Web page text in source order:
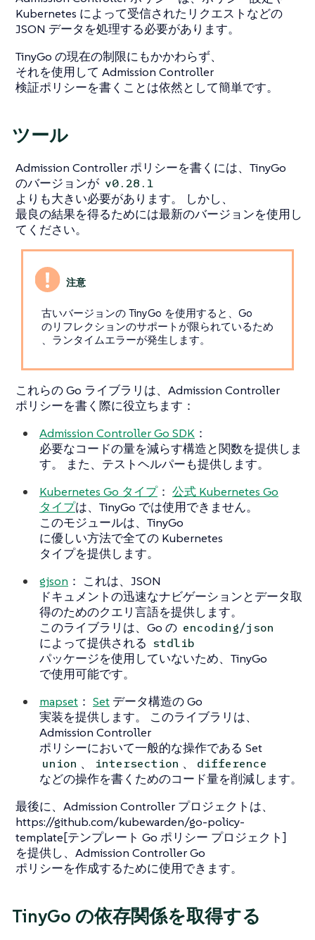
Kubernetes によって受信されたリクエストなどの
JSON データを処理する必要があります。
TinyGo の現在の制限にもかかわらず、
それを使用して Admission Controller
検証ポリシーを書くことは依然として簡単です。
ツール
Admission Controller ポリシーを書くには、TinyGo
のバージョンが v0.28.1
よりも大きい必要があります。 しかし、
最良の結果を得るためには最新のバージョンを使用し
てください。
古いバージョンの TinyGo を使用すると、Go
のリフレクションのサポートが限られているため
、ランタイムエラーが発生します。
これらの Go ライブラリは、Admission Controller
ポリシーを書く際に役立ちます：
Admission Controller Go SDK ：
必要なコードの量を減らす構造と関数を提供しま
す。 また、テストヘルパーも提供します。
Kubernetes Go タイプ： 公式 Kubernetes Go
タイプは、TinyGo では使用できません。
このモジュールは、TinyGo
に優しい方法で全ての Kubernetes
タイプを提供します。
gjson ： これは、JSON
ドキュメントの迅速なナビゲーションとデータ取
得のためのクエリ言語を提供します。
このライブラリは、Go の encoding/json
によって提供される stdlib
パッケージを使用していないため、TinyGo
で使用可能です。
mapset ： Set データ構造の Go
実装を提供します。 このライブラリは、
Admission Controller
ポリシーにおいて一般的な操作である Set
union 、 intersection 、 difference
などの操作を書くためのコード量を削減します。
最後に、Admission Controller プロジェクトは、
https://github.com/kubewarden/go-policy-
template[テンプレート Go ポリシー プロジェクト]
を提供し、Admission Controller Go
ポリシーを作成するために使用できます。
TinyGo の依存関係を取得する